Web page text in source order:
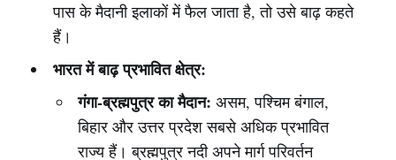
पास के मैदानी इलाकों में फैल जाता है, तो उसे बाढ़ कहते
हैं।
भारत में बाढ़ प्रभावित क्षेत्र:
गंगा-ब्रह्मपुत्र का मैदान: असम, पश्चिम बंगाल,
बिहार और उत्तर प्रदेश सबसे अधिक प्रभावित
राज्य हैं। ब्रह्मपुत्र नदी अपने मार्ग परिवर्तन